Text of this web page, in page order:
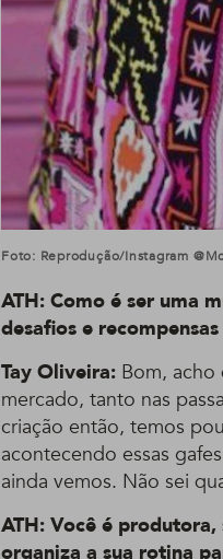
Foto: Reprodução/Instagram
ATH: Como é ser uma
desafios e
Tay Oliveira: Bom,
mercado, tanto nas
criação então, temos
acontecendo essas
ainda vemos. Não sei
ATH: Você é
organiza a sua rotina